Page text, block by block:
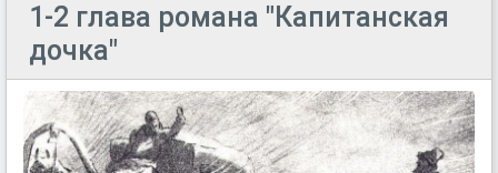
1-2 глава романа "Капитанская
дочка"